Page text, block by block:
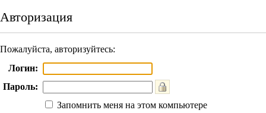
Авторизация
Пожалуйста, авторизуйтесь:
Логин:
Пароль:
Запомнить меня на этом компьютере